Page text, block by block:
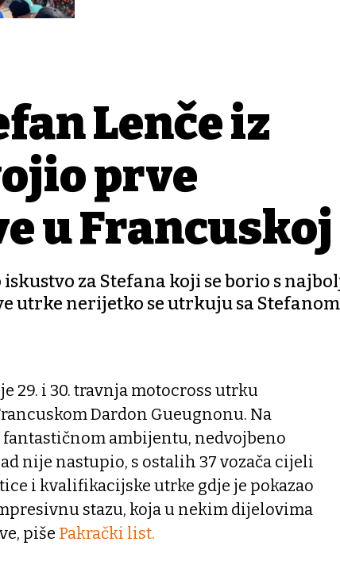
Lenče iz
prve
u Francuskoj
za Stefana koji se borio s
utrke nerijetko se utrkuju sa
29. i 30. travnja motocross utrku
Dardon Gueugnonu. Na
ambijentu, nedvojbeno
nije nastupio, s ostalih 37 vozača cijeli
i kvalifikacijske utrke gdje je pokazao
stazu, koja u nekim dijelovima
piše Pakrački list.